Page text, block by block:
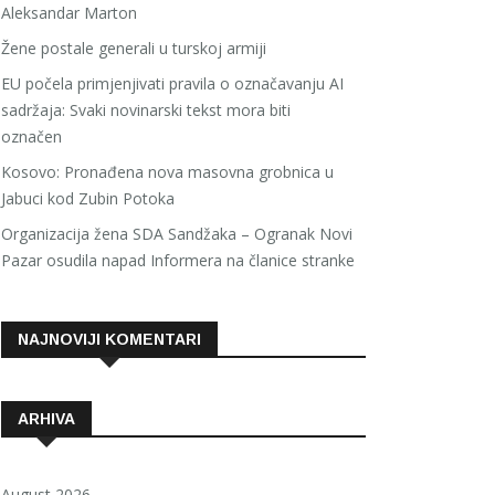
Aleksandar Marton
Žene postale generali u turskoj armiji
EU počela primjenjivati pravila o označavanju AI
sadržaja: Svaki novinarski tekst mora biti
označen
Kosovo: Pronađena nova masovna grobnica u
Jabuci kod Zubin Potoka
Organizacija žena SDA Sandžaka – Ogranak Novi
Pazar osudila napad Informera na članice stranke
NAJNOVIJI KOMENTARI
ARHIVA